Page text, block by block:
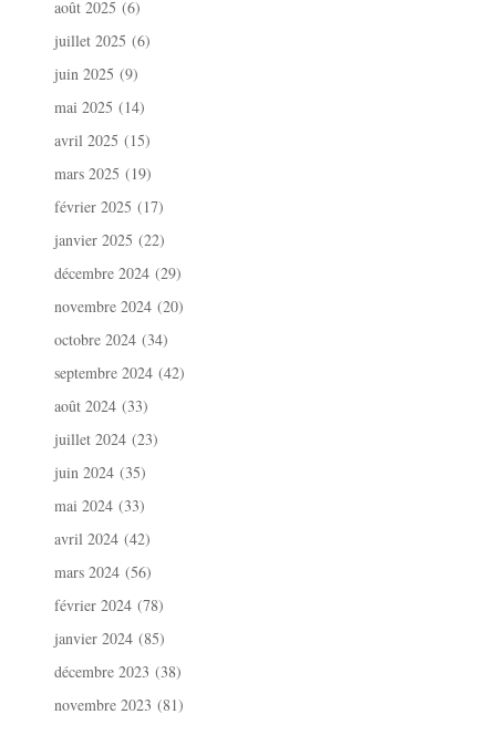
août 2025 (6)
juillet 2025 (6)
juin 2025 (9)
mai 2025 (14)
avril 2025 (15)
mars 2025 (19)
février 2025 (17)
janvier 2025 (22)
décembre 2024 (29)
novembre 2024 (20)
octobre 2024 (34)
septembre 2024 (42)
août 2024 (33)
juillet 2024 (23)
juin 2024 (35)
mai 2024 (33)
avril 2024 (42)
mars 2024 (56)
février 2024 (78)
janvier 2024 (85)
décembre 2023 (38)
novembre 2023 (81)